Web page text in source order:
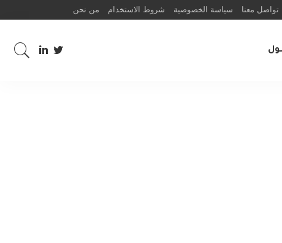
تواصل معنا سياسة الخصوصية شروط الاستخدام من نحن